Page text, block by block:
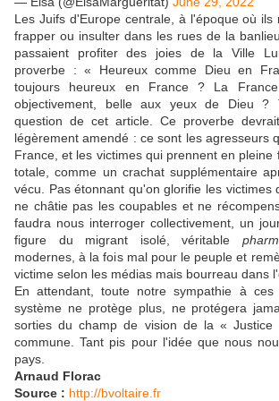
Les Juifs d'Europe centrale, à l'époque où ils
frapper ou insulter dans les rues de la
passaient profiter des joies de la Ville
proverbe : « Heureux comme Dieu en
toujours heureux en France ? La France
objectivement, belle aux yeux de Dieu ?
question de cet article. Ce proverbe
légèrement amendé : ce sont les agresseurs
France, et les victimes qui prennent en pleine
totale, comme un crachat supplémentaire
vécu. Pas étonnant qu'on glorifie les victimes
ne châtie pas les coupables et ne
faudra nous interroger collectivement, un
figure du migrant isolé, véritable
modernes, à la fois mal pour le peuple et
victime selon les médias mais bourreau dans
En attendant, toute notre sympathie à
système ne protège plus, ne protégera
sorties du champ de vision de la «
commune. Tant pis pour l'idée que nous
pays.
Arnaud Florac
Source : http://bvoltaire.fr